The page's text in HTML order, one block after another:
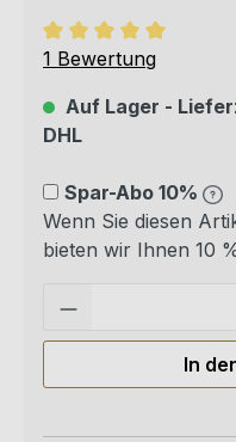
Durchschnittliche
1 Bewertung
Auf Lager -
DHL
Spar-Abo 10%
Wenn Sie diesen
bieten wir Ihnen 10
In